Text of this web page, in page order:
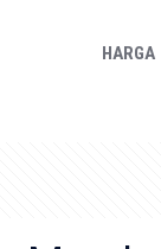
HARGA